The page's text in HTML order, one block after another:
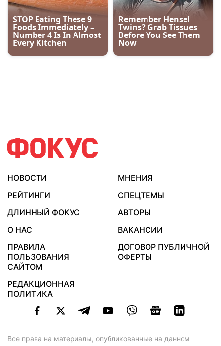
НОВОСТИ
МНЕНИЯ
РЕЙТИНГИ
СПЕЦТЕМЫ
ДЛИННЫЙ ФОКУС
АВТОРЫ
О НАС
ВАКАНСИИ
ПРАВИЛА
ПОЛЬЗОВАНИЯ
САЙТОМ
ДОГОВОР ПУБЛИЧНОЙ
ОФЕРТЫ
РЕДАКЦИОННАЯ
ПОЛИТИКА
Все права на материалы, опубликованные на данном